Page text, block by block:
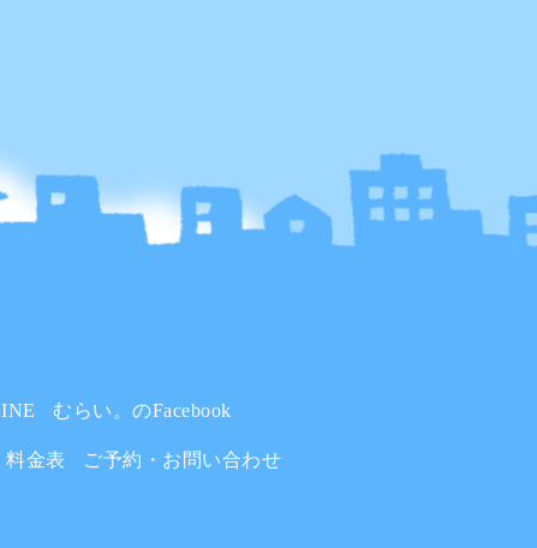
むらい。のFacebook
料金表 ご予約・お問い合わせ